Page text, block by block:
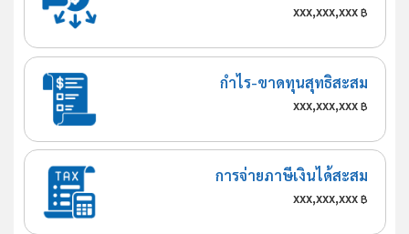
xxx,xxx,xxx฿
กำไร-ขาดทุนสุทธิสะสม
xxx,xxx,xxx฿
การจ่ายภาษีเงินได้สะสม
xxx,xxx,xxx฿